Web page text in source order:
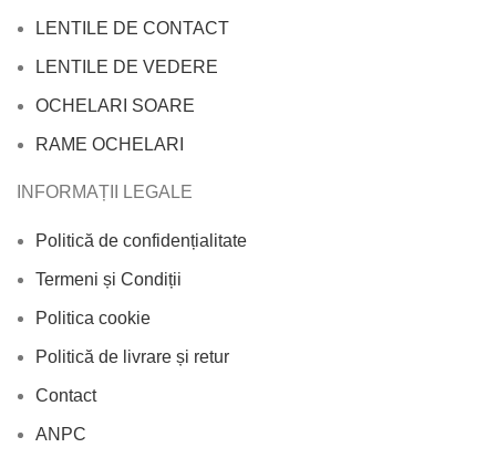
LENTILE DE CONTACT
LENTILE DE VEDERE
OCHELARI SOARE
RAME OCHELARI
INFORMAȚII LEGALE
Politică de confidențialitate
Termeni și Condiții
Politica cookie
Politică de livrare și retur
Contact
ANPC